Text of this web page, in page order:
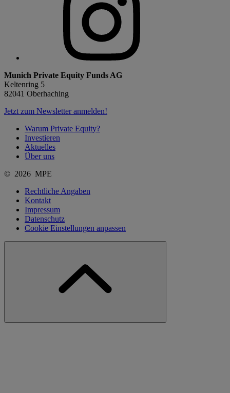
Munich Private Equity Funds AG
Keltenring 5
82041 Oberhaching
Jetzt zum Newsletter anmelden!
Warum Private Equity?
Investieren
Aktuelles
Über uns
© 2026 MPE
Rechtliche Angaben
Kontakt
Impressum
Datenschutz
Cookie Einstellungen anpassen